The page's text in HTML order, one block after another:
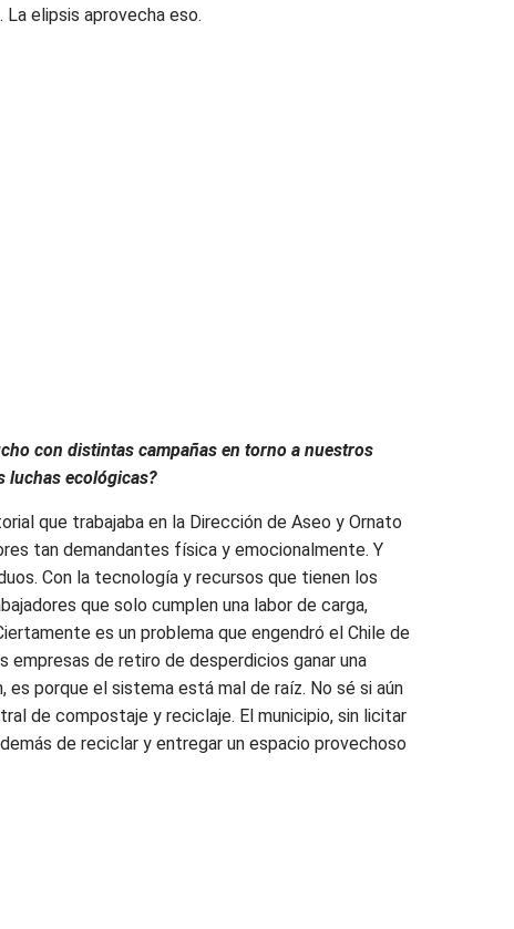
elipsis aprovecha eso.
con distintas campañas en torno a nuestros
luchas ecológicas?
que trabajaba en la Dirección de Aseo y Ornato
tan demandantes física y emocionalmente. Y
Con la tecnología y recursos que tienen los
que solo cumplen una labor de carga,
es un problema que engendró el Chile de
empresas de retiro de desperdicios ganar una
porque el sistema está mal de raíz. No sé si aún
de compostaje y reciclaje. El municipio, sin licitar
de reciclar y entregar un espacio provechoso